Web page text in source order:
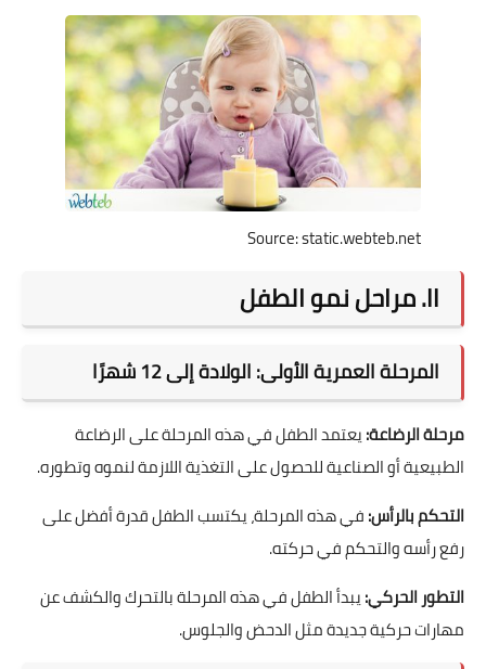
Source: static.webteb.net
II. مراحل نمو الطفل
المرحلة العمرية الأولى: الولادة إلى 12 شهرًا
مرحلة الرضاعة:يعتمد الطفل في هذه المرحلة على الرضاعة
الطبيعية أو الصناعية للحصول على التغذية اللازمة لنموه وتطوره.
التحكم بالرأس:في هذه المرحلة، يكتسب الطفل قدرة أفضل على
رفع رأسه والتحكم في حركته.
التطور الحركي:يبدأ الطفل في هذه المرحلة بالتحرك والكشف عن
مهارات حركية جديدة مثل الدحض والجلوس.